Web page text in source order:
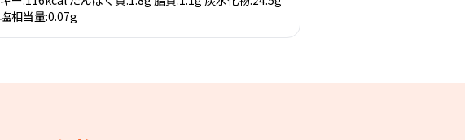
相当量:0.07g